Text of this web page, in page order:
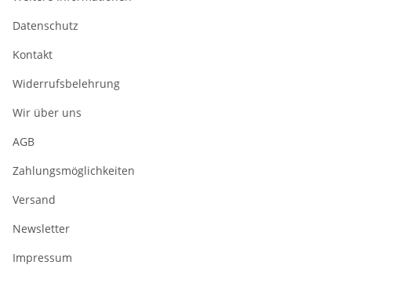
Datenschutz
Kontakt
Widerrufsbelehrung
Wir über uns
AGB
Zahlungsmöglichkeiten
Versand
Newsletter
Impressum